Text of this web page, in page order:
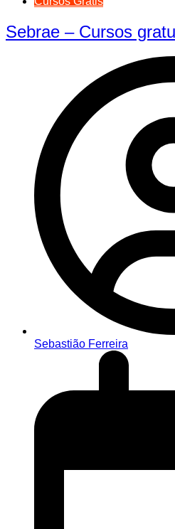
Sebrae – Cursos
Sebastião Ferreira